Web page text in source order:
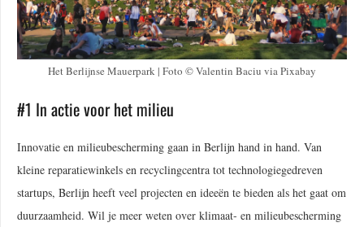
Het Berlijnse Mauerpark | Foto © Valentin Baciu via Pixabay
#1 In actie voor het milieu
Innovatie en milieubescherming gaan in Berlijn hand in hand. Van
kleine reparatiewinkels en recyclingcentra tot technologiegedreven
startups, Berlijn heeft veel projecten en ideeën te bieden als het gaat om
duurzaamheid. Wil je meer weten over klimaat- en milieubescherming